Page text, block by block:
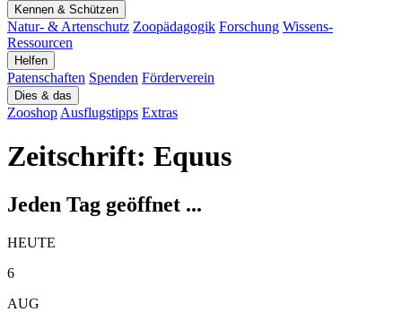
Kennen & Schützen
Natur- & Artenschutz Zoopädagogik Forschung Wissens-
Ressourcen
Helfen
Patenschaften Spenden Förderverein
Dies & das
Zooshop Ausflugstipps Extras
Zeitschrift: Equus
Jeden Tag geöffnet ...
HEUTE
6
AUG